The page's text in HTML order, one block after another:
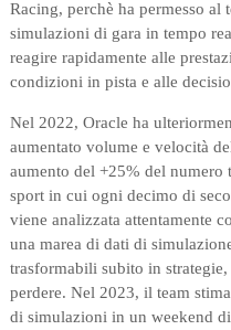
Racing, perchè ha permesso al
simulazioni di gara in tempo
reagire rapidamente alle
condizioni in pista e alle
Nel 2022, Oracle ha
aumentato volume e velocità
aumento del +25% del
sport in cui ogni decimo di
viene analizzata attentamente
una marea di dati di
trasformabili subito in
perdere. Nel 2023, il team
di simulazioni in un weekend